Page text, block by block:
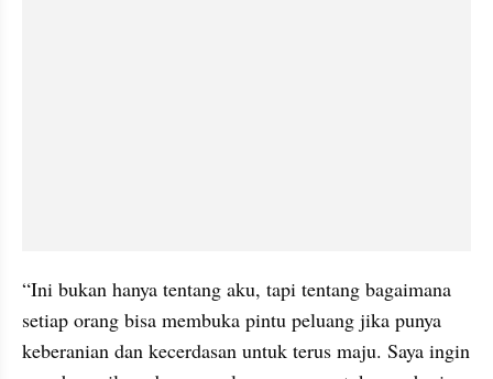
“Ini bukan hanya tentang aku, tapi tentang bagaimana
setiap orang bisa membuka pintu peluang jika punya
keberanian dan kecerdasan untuk terus maju. Saya ingin